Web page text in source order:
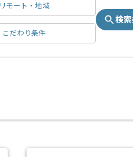
リモート・地域
こだわり条件
検